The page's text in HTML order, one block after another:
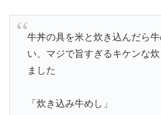
牛丼の具を米と炊き込んだら
い、マジで旨すぎるキケンな
ました
「炊き込み牛めし」